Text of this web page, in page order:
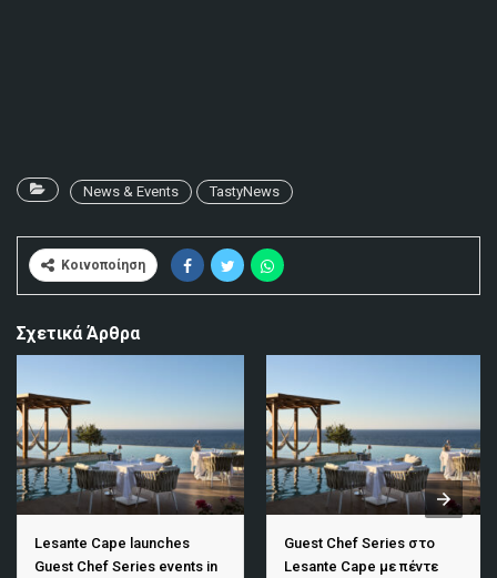
News & Events TastyNews
Κοινοποίηση
Σχετικά Άρθρα
Lesante Cape launches
Guest Chef Series events in
Guest Chef Series στο
Lesante Cape με πέντε